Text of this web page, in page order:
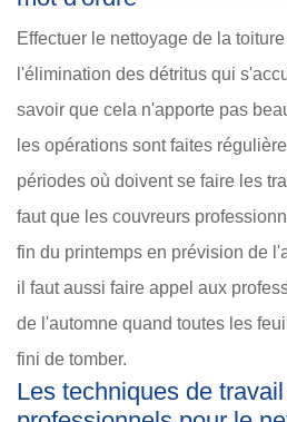
Effectuer le nettoyage de la
l'élimination des détritus qui
savoir que cela n'apporte pas
les opérations sont faites
périodes où doivent se faire les
faut que les couvreurs
fin du printemps en prévision de
il faut aussi faire appel aux
de l'automne quand toutes les
fini de tomber.
Les techniques de